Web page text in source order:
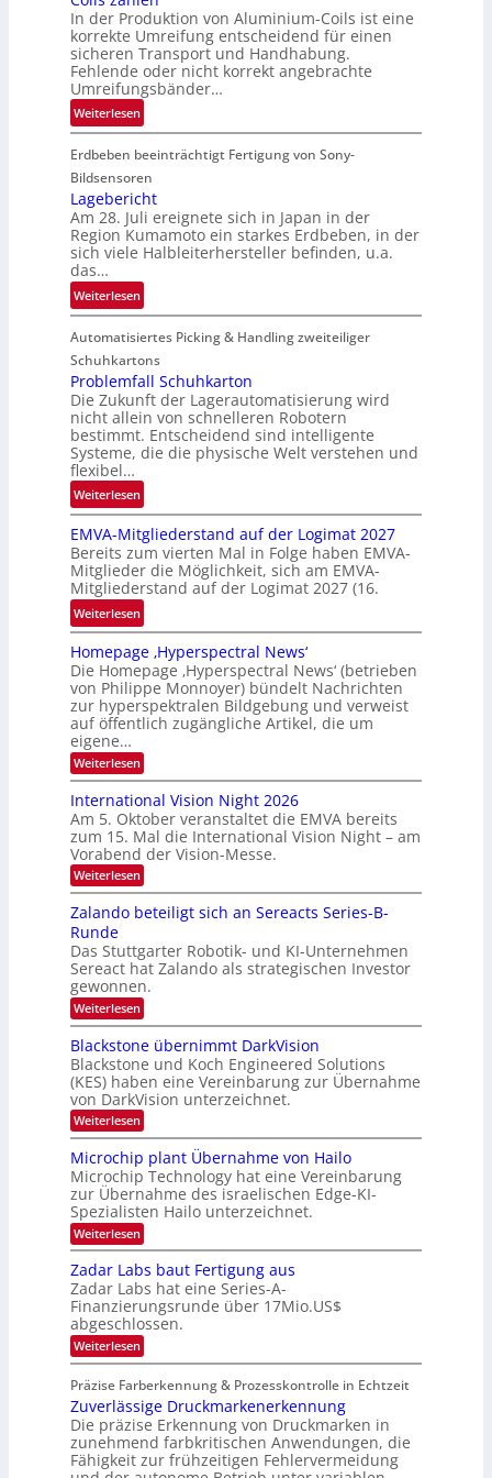
i
n
In der Produktion von Aluminium-Coils ist eine
korrekte Umreifung entscheidend für einen
sicheren Transport und Handhabung.
Fehlende oder nicht korrekt angebrachte
Umreifungsbänder…
Weiterlesen:
C
o
i
l
s
z
ä
h
l
e
n
Erdbeben beeinträchtigt Fertigung von Sony-
Bildsensoren
Lagebericht
Am 28. Juli ereignete sich in Japan in der
Region Kumamoto ein starkes Erdbeben, in der
sich viele Halbleiterhersteller befinden, u.a.
das…
Weiterlesen:
L
a
g
e
b
e
r
i
c
h
Automatisiertes Picking & Handling zweiteiliger
Schuhkartons
Problemfall Schuhkarton
Die Zukunft der Lagerautomatisierung wird
nicht allein von schnelleren Robotern
bestimmt. Entscheidend sind intelligente
Systeme, die die physische Welt verstehen und
flexibel…
Weiterlesen:
P
r
o
b
l
e
f
a
l
l
c
h
u
h
k
a
r
t
n
EMVA-Mitgliederstand auf der Logimat 2027
Bereits zum vierten Mal in Folge haben EMVA-
Mitglieder die Möglichkeit, sich am EMVA-
Mitgliederstand auf der Logimat 2027 (16.
Weiterlesen:
E
M
V
A
-
i
t
g
l
i
e
d
s
t
a
n
d
a
u
f
d
e
r
L
o
g
i
a
t
2
0
2
7
Homepage ‚Hyperspectral News‘
Die Homepage ‚Hyperspectral News‘ (betrieben
von Philippe Monnoyer) bündelt Nachrichten
zur hyperspektralen Bildgebung und verweist
auf öffentlich zugängliche Artikel, die um
eigene…
Weiterlesen:
H
m
e
p
g
e
H
p
e
r
s
p
e
t
r
a
l
N
e
s
‘
International Vision Night 2026
Am 5. Oktober veranstaltet die EMVA bereits
zum 15. Mal die International Vision Night – am
Vorabend der Vision-Messe.
Weiterlesen:
I
t
r
n
a
t
i
o
n
a
l
V
i
s
i
o
n
N
i
g
h
t
0
2
6
Zalando beteiligt sich an Sereacts Series-B-
Runde
Das Stuttgarter Robotik- und KI-Unternehmen
Sereact hat Zalando als strategischen Investor
gewonnen.
Weiterlesen:
Z
l
a
n
d
o
b
e
t
e
i
l
i
g
t
s
i
c
h
a
n
S
r
e
a
c
t
s
Blackstone übernimmt DarkVision
Blackstone und Koch Engineered Solutions
(KES) haben eine Vereinbarung zur Übernahme
von DarkVision unterzeichnet.
Weiterlesen:
B
a
c
k
s
t
o
e
ü
b
e
r
n
i
m
m
t
D
a
r
k
Microchip plant Übernahme von Hailo
Microchip Technology hat eine Vereinbarung
zur Übernahme des israelischen Edge-KI-
Spezialisten Hailo unterzeichnet.
Weiterlesen:
M
c
r
o
c
h
i
p
p
l
a
n
t
Ü
Zadar Labs baut Fertigung aus
Zadar Labs hat eine Series-A-
Finanzierungsrunde über 17Mio.US$
abgeschlossen.
Weiterlesen:
Z
d
a
r
L
a
b
Präzise Farberkennung & Prozesskontrolle in Echtzeit
Zuverlässige Druckmarkenerkennung
Die präzise Erkennung von Druckmarken in
zunehmend farbkritischen Anwendungen, die
Fähigkeit zur frühzeitigen Fehlervermeidung